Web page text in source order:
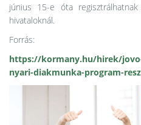
június 15-e óta
hivataloknál.
Forrás:
https://kormany.hu/hirek/
nyari-diakmunka-program-